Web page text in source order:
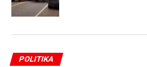
POLITIKA